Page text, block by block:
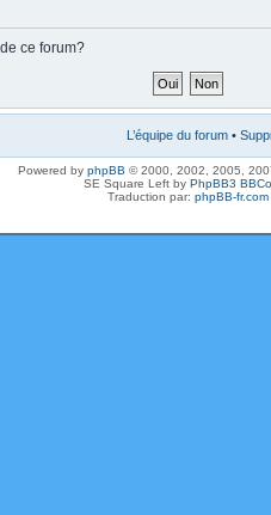
ce forum?
L’équipe du forum •
Powered by phpBB © 2000, 2002, 2005,
SE Square Left by PhpBB3
Traduction par: phpBB-fr.com